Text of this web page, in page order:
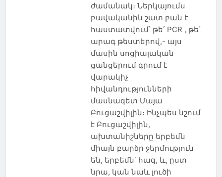
ժամանակ։ Ներկայումս
բավականին շատ բան է
հաստատվում՝ թե՛ PCR , թե՛
արագ թեստերով,- այս
մասին սոցիալական
ցանցերում գրում է
վարակիչ
հիվանդությունների
մասնագետ Մայա
Բուցաշվիլին։ Ինչպես նշում
է Բուցաշվիլին,
ախտանիշները երբեմն
միայն բարձր ջերմություն
են, երբեմն՝ հազ, և, ըստ
նրա, կան նաև լուծի